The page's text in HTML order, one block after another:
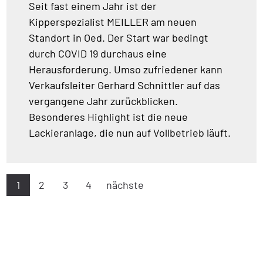
Seit fast einem Jahr ist der
Kipperspezialist MEILLER am neuen
Standort in Oed. Der Start war bedingt
durch COVID 19 durchaus eine
Herausforderung. Umso zufriedener kann
Verkaufsleiter Gerhard Schnittler auf das
vergangene Jahr zurückblicken.
Besonderes Highlight ist die neue
Lackieranlage, die nun auf Vollbetrieb läuft.
1 2 3 4 nächste